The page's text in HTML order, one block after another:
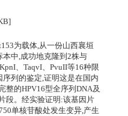
为载体,从一份山西襄垣
中,成功地克隆到2株与
、TaqvI、PvuII等16种限
列的鉴定,证明这是在国内
整的HPV16型全序列DNA及
段。经实验证明:该基因片
单核苷酸处发生变异,产生